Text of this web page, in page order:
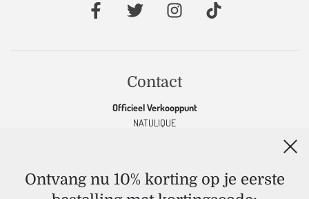
Contact
Officieel Verkooppunt
NATULIQUE
MAJOURI
Ontvang nu 10% korting op je eerste